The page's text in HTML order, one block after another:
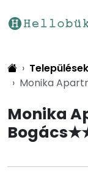
Települések
Monika
Monika